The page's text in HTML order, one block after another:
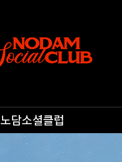
노담소셜클럽